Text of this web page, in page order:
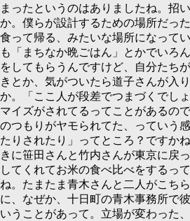
まったというのはありましたね。招
か。僕らが設計するための場所だっ
食って帰る、みたいな場所になって
も「まちなか晩ごはん」とかでいろ
をしてもらうんですけど、自分たち
きとか、気がついたら道子さんが入
か。「ここ人が段差でつまづくでし
マイズがされてるってことがあるの
のつもりがヤモられてた、っていう
たりされたり」ってところ？ですかね
きに笹田さんと竹内さんが東京に戻
してくれてお米の食べ比べをするっ
ね。たまたま青木さんと二人がこち
に、なぜか、十日町の青木事務所で
いうことがあって。立場が変わった